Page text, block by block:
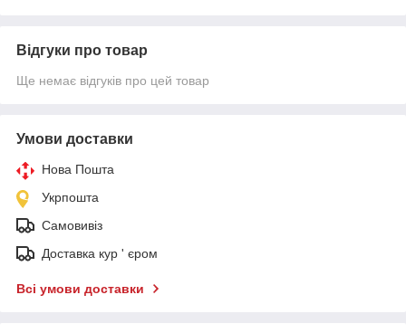
Відгуки про товар
Ще немає відгуків про цей товар
Умови доставки
Нова Пошта
Укрпошта
Самовивіз
Доставка кур ' єром
Всі умови доставки